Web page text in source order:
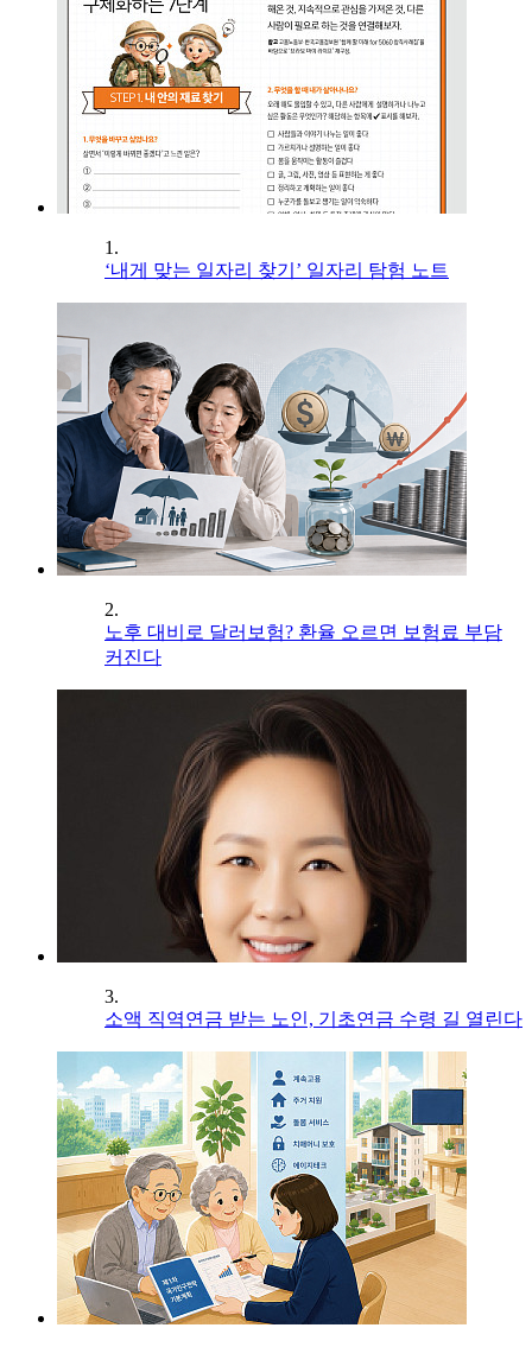
1.
‘내게 맞는 일자리 찾기’ 일자리 탐험 노트
2.
노후 대비로 달러보험? 환율 오르면 보험료 부담
커진다
3.
소액 직역연금 받는 노인, 기초연금 수령 길 열린다